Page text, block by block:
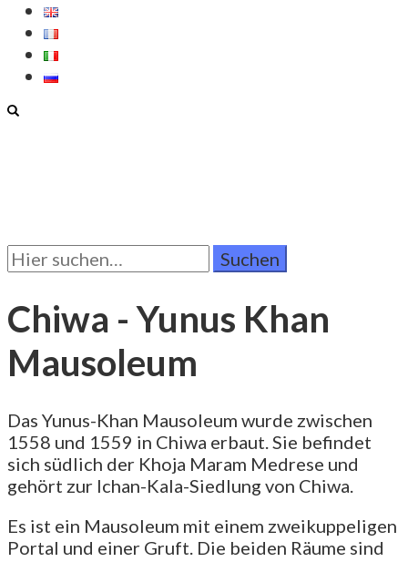
Suchen
Sie
Chiwa - Yunus Khan
Mausoleum
Das Yunus-Khan Mausoleum wurde zwischen
1558 und 1559 in Chiwa erbaut. Sie befindet
sich südlich der Khoja Maram Medrese und
gehört zur Ichan-Kala-Siedlung von Chiwa.
Es ist ein Mausoleum mit einem zweikuppeligen
Portal und einer Gruft. Die beiden Räume sind